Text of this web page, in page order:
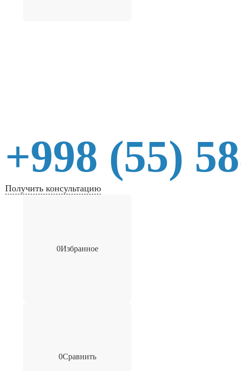
+998 (55)
Получить консультацию
0Избранное
0Сравнить